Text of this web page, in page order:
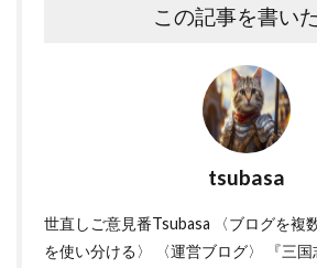
この記事を書い
tsubasa
世直しご意見番Tsubasa 〈ブログを複
を使い分ける〉 〈運営ブログ〉 『三国